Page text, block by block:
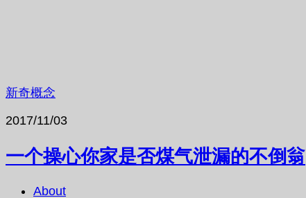
新奇概念
2017/11/03
一个操心你家是否煤气泄漏的不倒翁
About